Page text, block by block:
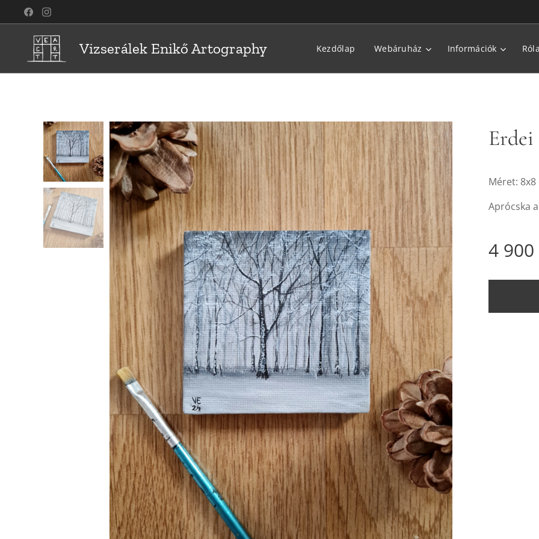
Vizserálek Enikő Artography Kezdőlap Webáruház Információk
Erdei
Méret: 8x8
Aprócska
4 900